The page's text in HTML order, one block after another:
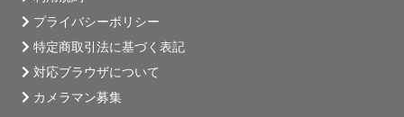
プライバシーポリシー
特定商取引法に基づく表記
対応ブラウザについて
カメラマン募集